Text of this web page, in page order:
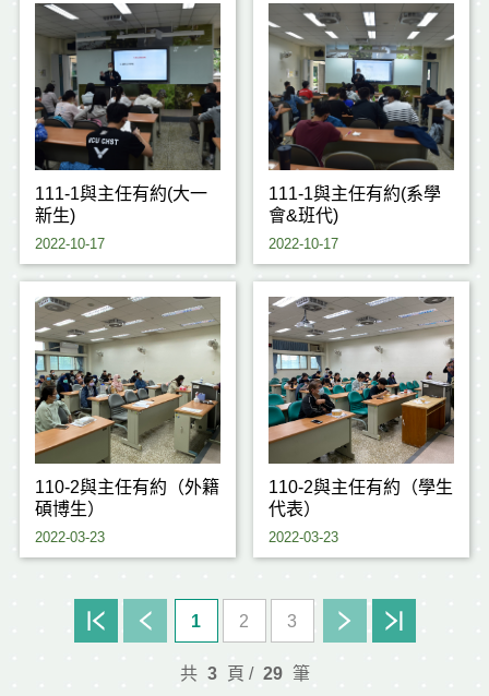
111-1與主任有約(大一
新生)
2022-10-17
111-1與主任有約(系學
會&班代)
2022-10-17
110-2與主任有約（外籍
碩博生）
2022-03-23
110-2與主任有約（學生
代表）
2022-03-23
1 2 3
共 3 頁 / 29 筆